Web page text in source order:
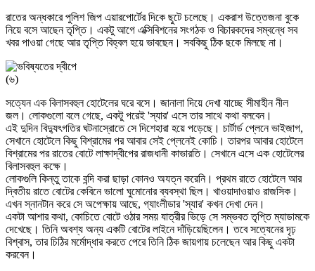
রাতের অন্ধকারে পুলিশ জিপ এয়ারপোর্টের দিকে ছুটে চলেছে। একরাশ উত্তেজনা বুকে
নিয়ে বসে আছেন তৃপ্তি। একটু আগে এক্সিবিশনের সংগঠক ও বিচারকদের সম্বন্ধে সব
খবর পাওয়া গেছে আর তৃপ্তি বিহ্বল হয়ে ভাবছেন। সবকিছু ঠিক ছকে মিলছে না।
(৬)
সত্যেন এক বিলাসবহুল হোটেলের ঘরে বসে। জানালা দিয়ে দেখা যাচ্ছে সীমাহীন নীল
জল। লোকগুলো বলে গেছে, একটু পরেই 'স্যার' এসে তার সাথে কথা বলবেন।
এই দুদিন বিদ্যুৎগতির ঘটনাস্রোতে সে দিশেহারা হয়ে পড়েছে। চার্টার্ড প্লেনে ভাইজাগ,
সেখানে হোটেলে কিছু বিশ্রামের পর আবার সেই প্লেনেই কোচি। তারপর আবার হোটেলে
বিশ্রামের পর রাতের বোটে লাক্ষাদ্বীপের রাজধানী কাভারতি। সেখানে এসে এক হোটেলের
বিলাসবহুল কক্ষে।
লোকগুলি কিন্তু তাকে বন্দি করা ছাড়া কোনও অযত্ন করেনি। প্রথম রাতে হোটেলে আর
দ্বিতীয় রাতে বোটের কেবিনে ভালো ঘুমোনোর ব্যবস্থা ছিল। খাওয়াদাওয়াও রাজসিক।
এখন স্নানটান করে সে অপেক্ষায় আছে, গ্যাংলীডার 'স্যার' কখন দেখা দেন।
একটা আশার কথা, কোচিতে বোটে ওঠার সময় যাত্রীর ভিড়ে সে সম্ভবত তৃপ্তি ম্যাডামকে
দেখেছে। তিনি অবশ্য অন্য একটি বোটের লাইনে দাঁড়িয়েছিলেন। তবে সত্যেনের দৃঢ়
বিশ্বাস, তার চিঠির মর্মোদ্ধার করতে পেরে তিনি ঠিক জায়গায় চলেছেন আর কিছু একটা
করবেন।